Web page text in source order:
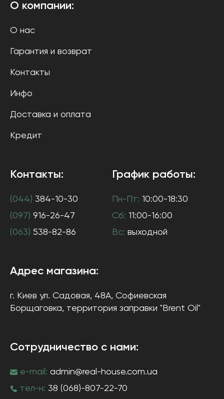
О компании:
О нас
Гарантия и возврат
Контакты
Инфо
Доставка и оплата
Кредит
Контакты:
(044) 384-10-30
(097) 916-26-47
(063) 538-82-86
График работы:
Пн-Пт: 10:00-18:30
Сб: 11:00-16:00
Вс: выходной
Адрес магазина:
г. Киев ул. Садовая, 48А, Софиевская
Борщаговка, территория заправки "Brent Oil"
Сотрудничество с нами:
e-mail: admin@real-house.com.ua
тел-н: 38 (068)-807-22-70